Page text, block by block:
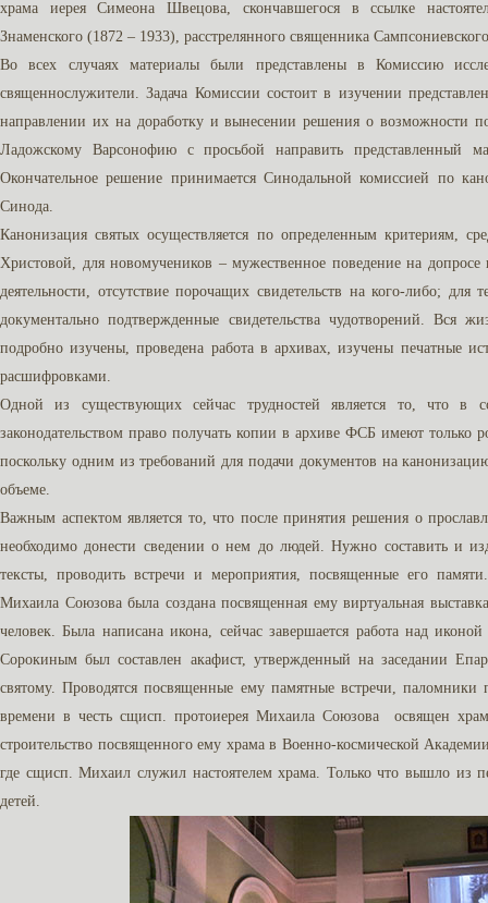
храма иерея Симеона Швецова, скончавшегося в ссылке
Знаменского (1872 – 1933), расстрелянного священника
Во всех случаях материалы были представлены в Комиссию
священнослужители. Задача Комиссии состоит в изучении
направлении их на доработку и вынесении решения о возможности
Ладожскому Варсонофию с просьбой направить представленный
Окончательное решение принимается Синодальной комиссией по
Синода.
Канонизация святых осуществляется по определенным критериям,
Христовой, для новомучеников – мужественное поведение на
деятельности, отсутствие порочащих свидетельств на кого-либо;
документально подтвержденные свидетельства чудотворений.
подробно изучены, проведена работа в архивах, изучены печатные
расшифровками.
Одной из существующих сейчас трудностей является то, что в
законодательством право получать копии в архиве ФСБ имеют только
поскольку одним из требований для подачи документов на
объеме.
Важным аспектом является то, что после принятия решения о
необходимо донести сведении о нем до людей. Нужно составить и
тексты, проводить встречи и мероприятия, посвященные его
Михаила Союзова была создана посвященная ему виртуальная
человек. Была написана икона, сейчас завершается работа над
Сорокиным был составлен акафист, утвержденный на заседании
святому. Проводятся посвященные ему памятные встречи,
времени в честь сщисп. протоиерея Михаила Союзова освящен храм
строительство посвященного ему храма в Военно-космической
где сщисп. Михаил служил настоятелем храма. Только что вышло из
детей.